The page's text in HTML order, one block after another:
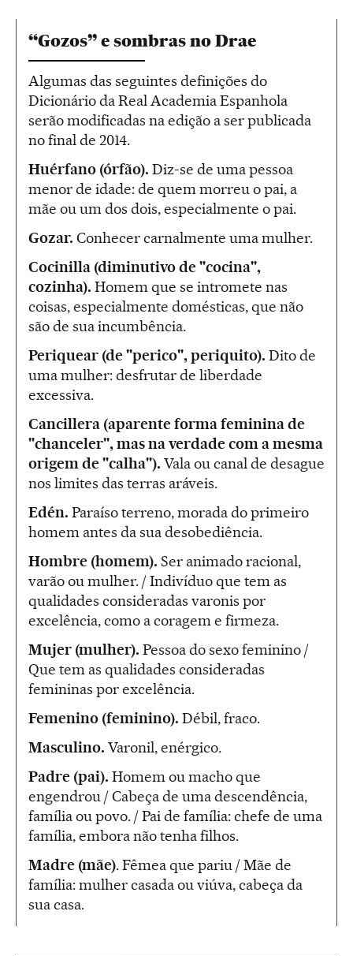
“Gozos” e sombras no Drae
Algumas das seguintes definições do
Dicionário da Real Academia Espanhola
serão modificadas na edição a ser publicada
no final de 2014.
Huérfano (órfão). Diz-se de uma pessoa
menor de idade: de quem morreu o pai, a
mãe ou um dos dois, especialmente o pai.
Gozar. Conhecer carnalmente uma mulher.
Cocinilla (diminutivo de "cocina",
cozinha). Homem que se intromete nas
coisas, especialmente domésticas, que não
são de sua incumbência.
Periquear (de "perico", periquito). Dito de
uma mulher: desfrutar de liberdade
excessiva.
Cancillera (aparente forma feminina de
"chanceler", mas na verdade com a mesma
origem de "calha"). Vala ou canal de desague
nos limites das terras aráveis.
Edén. Paraíso terreno, morada do primeiro
homem antes da sua desobediência.
Hombre (homem). Ser animado racional,
varão ou mulher. / Indivíduo que tem as
qualidades consideradas varonis por
excelência, como a coragem e firmeza.
Mujer (mulher). Pessoa do sexo feminino /
Que tem as qualidades consideradas
femininas por excelência.
Femenino (feminino). Débil, fraco.
Masculino. Varonil, enérgico.
Padre (pai). Homem ou macho que
engendrou / Cabeça de uma descendência,
família ou povo. / Pai de família: chefe de uma
família, embora não tenha filhos.
Madre (mãe). Fêmea que pariu / Mãe de
família: mulher casada ou viúva, cabeça da
sua casa.